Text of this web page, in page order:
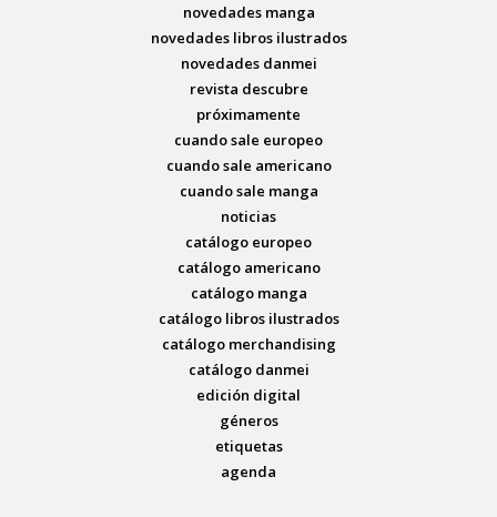
novedades manga
novedades libros ilustrados
novedades danmei
revista descubre
próximamente
cuando sale europeo
cuando sale americano
cuando sale manga
noticias
catálogo europeo
catálogo americano
catálogo manga
catálogo libros ilustrados
catálogo merchandising
catálogo danmei
edición digital
géneros
etiquetas
agenda